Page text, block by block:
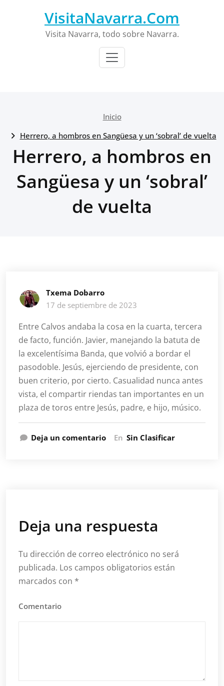
VisitaNavarra.Com
Visita Navarra, todo sobre Navarra.
Inicio
Herrero, a hombros en Sangüesa y un ‘sobral’ de vuelta
Herrero, a hombros en
Sangüesa y un ‘sobral’
de vuelta
Txema Dobarro
17 de septiembre de 2023
Entre Calvos andaba la cosa en la cuarta, tercera
de facto, función. Javier, manejando la batuta de
la excelentísima Banda, que volvió a bordar el
pasodoble. Jesús, ejerciendo de presidente, con
buen criterio, por cierto. Casualidad nunca antes
vista, el compartir riendas tan importantes en un
plaza de toros entre Jesús, padre, e hijo, músico.
Deja un comentario En Sin Clasificar
Deja una respuesta
Tu dirección de correo electrónico no será
publicada. Los campos obligatorios están
marcados con *
Comentario